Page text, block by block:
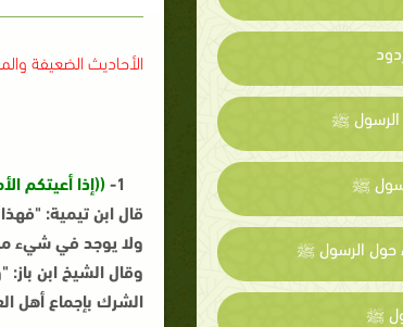
ﷺ
ﷺ
حول الرسول ﷺ
ﷺ
الأحاديث الضعيفة
1- ((إذا أعيتكم
قال ابن تيمية:
ولا يوجد في شيء من
وقال الشيخ ابن
الشرك بإجماع أهل